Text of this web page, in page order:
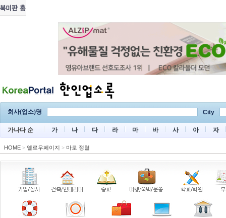
회사(업소)명 City
가나다 순 가 나 다 라 마 바 사 아 자
HOME > 옐로우페이지 > 마로 정렬